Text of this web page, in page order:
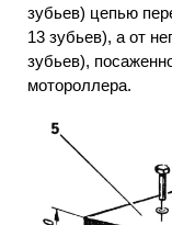
зубьев) цепью
13 зубьев), а от
зубьев),
мотороллера.